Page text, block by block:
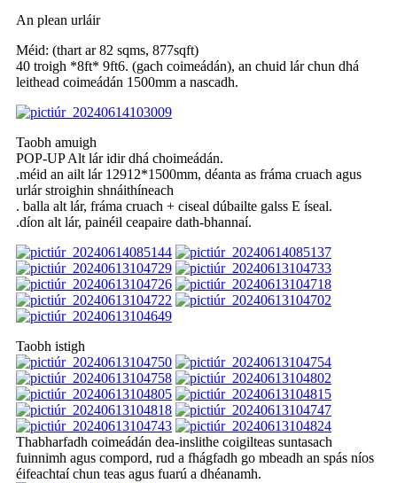
An plean urláir
Méid: (thart ar 82 sqms, 877sqft)
40 troigh *8ft* 9ft6. (gach coimeádán), an chuid lár chun dhá
leithead coimeádán 1500mm a nascadh.
Taobh amuigh
POP-UP Alt lár idir dhá choimeádán.
.méid an ailt lár 12912*1500mm, déanta as fráma cruach agus
urlár stroighin shnáithíneach
. balla alt lár, fráma cruach + ciseal dúbailte galss E íseal.
.díon alt lár, painéil ceapaire dath-bhannaí.
Taobh istigh
Thabharfadh coimeádán dea-inslithe coigilteas suntasach
fuinnimh agus compord, rud a fhágfadh go mbeadh an spás níos
éifeachtaí chun teas agus fuarú a dhéanamh.